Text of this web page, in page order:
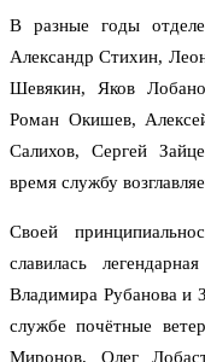
В разные годы
Александр Стихин,
Шевякин, Яков
Роман Окишев,
Салихов, Сергей
время службу
Своей
славилась
Владимира Рубанова и
службе почётные
Миронов, Олег